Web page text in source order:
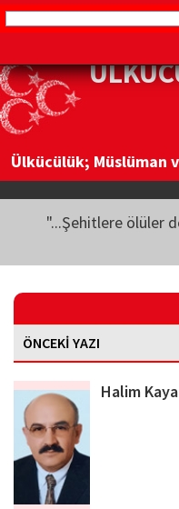
Ülkücülük; Müslüman
"...Şehitlere ölüler
ÖNCEKİ YAZI
Halim Kaya